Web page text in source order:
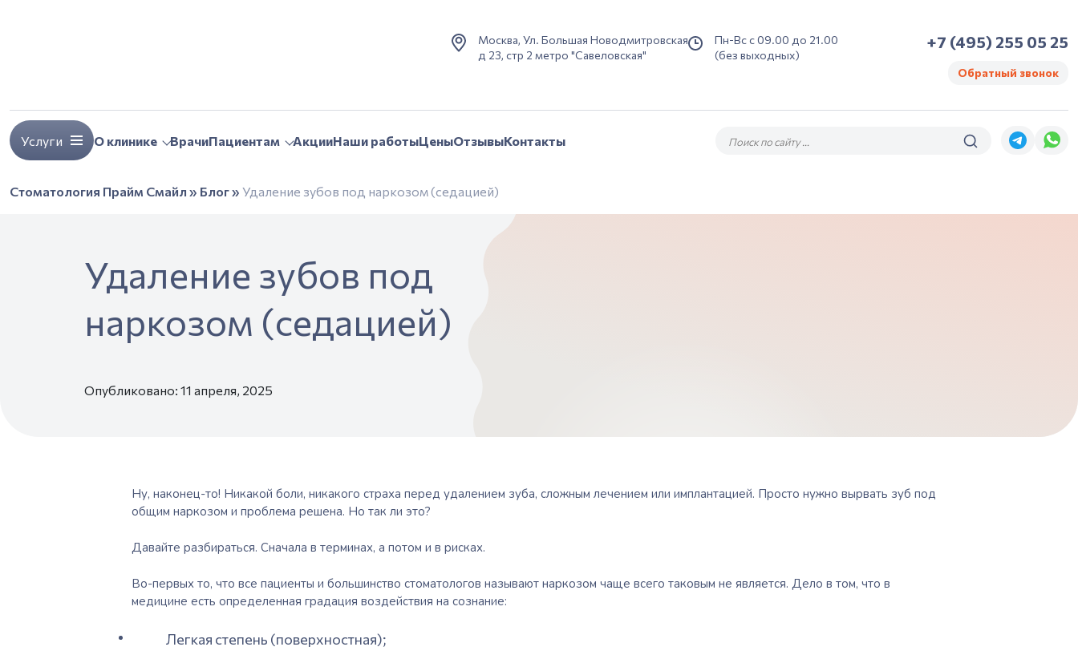
Москва, Ул. Большая Новодмитровская
д 23, стр 2 метро "Савеловская"
Пн-Вс с 09.00 до 21.00
(без выходных)
+7 (495) 255 05 25
Обратный звонок
Услуги О клинике ВрачиПациентам АкцииНаши работыЦеныОтзывыКонтакты
Стоматология Прайм Смайл » Блог» Удаление зубов под наркозом (седацией)
Удаление зубов под
наркозом (седацией)
Опубликовано: 11 апреля, 2025
Ну, наконец-то! Никакой боли, никакого страха перед удалением зуба, сложным лечением или имплантацией. Просто нужно вырвать зуб под
общим наркозом и проблема решена. Но так ли это?
Давайте разбираться. Сначала в терминах, а потом и в рисках.
Во-первых то, что все пациенты и большинство стоматологов называют наркозом чаще всего таковым не является. Дело в том, что в
медицине есть определенная градация воздействия на сознание:
Легкая степень (поверхностная);